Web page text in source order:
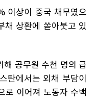
이상이 중국 채무였으
채 상환에 쏟아붓고 있
해 공무원 수천 명의 급
탄에서는 외채 부담이
로 이어져 노동자 수백